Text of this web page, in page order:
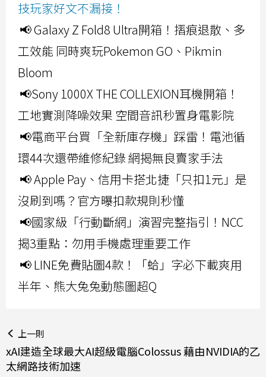
技玩家好文不漏接！
📢 Galaxy Z Fold8 Ultra開箱！摺痕退散、多
工效能 同時爽玩Pokemon GO、Pikmin
Bloom
📢Sony 1000X THE COLLEXION耳機開箱！
工地實測降噪效果 空間音訊秒置身電影院
📢電商平台買「全新庫存機」踩雷！電池循
環44次還帶維修紀錄 網揭無良賣家手法
📢 Apple Pay、信用卡搭北捷「只扣1元」是
沒刷到嗎？官方曝扣款規則秒懂
📢國家級「行動斷網」演習完整指引！NCC
揭3重點：勿用手機處理重要工作
📢 LINE免費貼圖4款！「蛤」字必下載爽用
半年、熊大兔兔動態圖超Q
上一則
xAI建造全球最大AI超級電腦Colossus 藉由NVIDIA的乙
太網路技術加速